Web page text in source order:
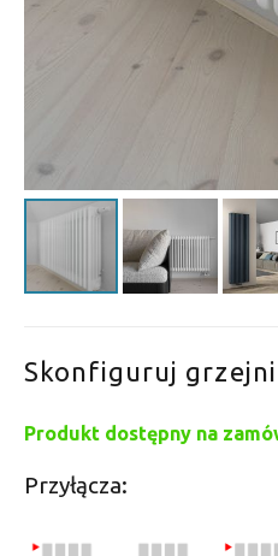
Skonfiguruj
Produkt dostępny na
Przyłącza: